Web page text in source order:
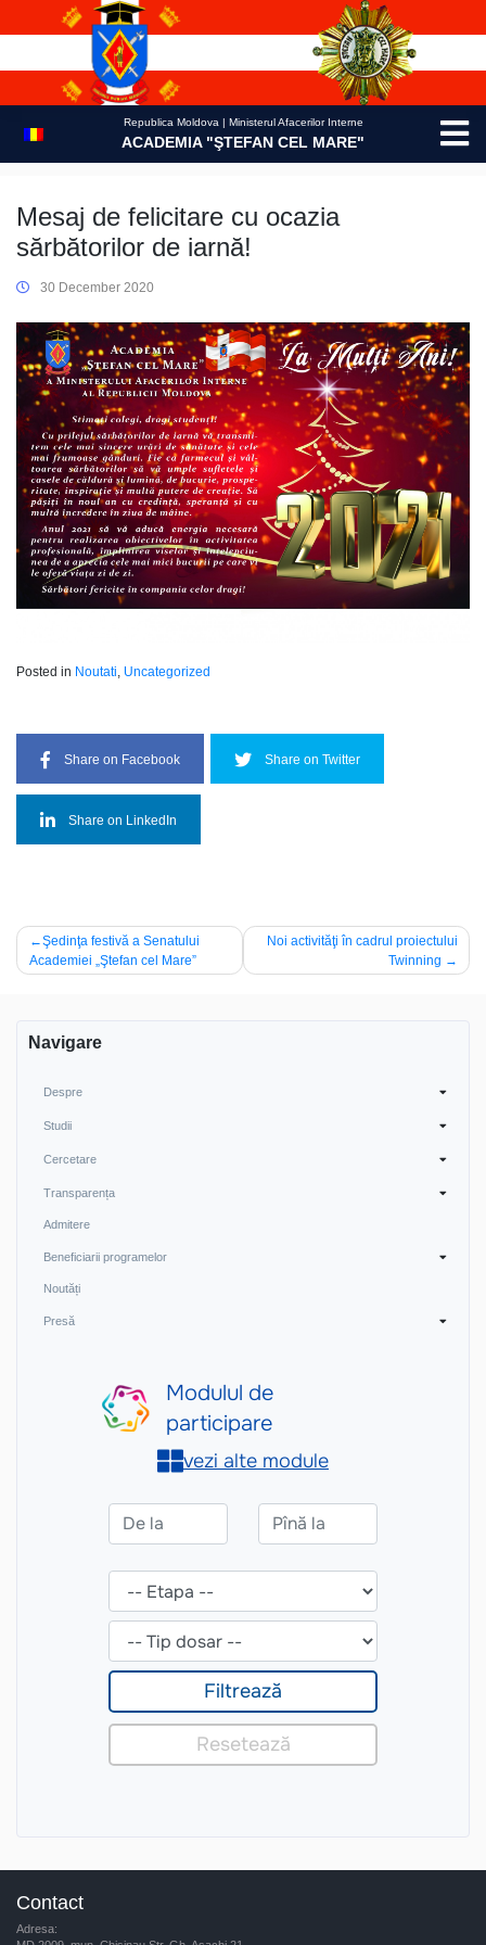
Republica Moldova | Ministerul Afacerilor Interne
ACADEMIA "ŞTEFAN CEL MARE"
Mesaj de felicitare cu ocazia
sărbătorilor de iarnă!
30 December 2020
Posted in Noutati, Uncategorized
Share on Facebook Share on Twitter
Share on LinkedIn
Post
navigation
Şedinţa festivă a Senatului
Academiei „Ştefan cel Mare”
Noi activităţi în cadrul proiectului
Twinning
Navigare
Despre
Studii
Cercetare
Transparența
Admitere
Beneficiarii programelor
Noutăți
Presă
Contact
Adresa: